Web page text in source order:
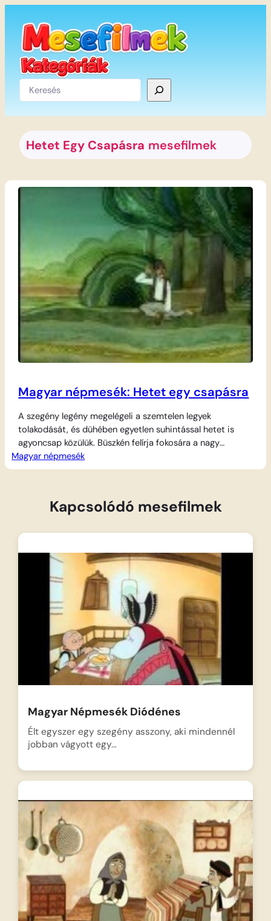
tartalomhoz
Keresés
Hetet Egy Csapásra mesefilmek
Magyar népmesék: Hetet egy csapásra
A szegény legény megelégeli a szemtelen legyek
tolakodását, és dühében egyetlen suhintással hetet is
agyoncsap közülük. Büszkén felírja fokosára a nagy
hőstettet: „Hetet egy csapásra”, amitől még a félelmetes
óriások is megrettennek, hiszen azt hiszik, hét vitézt
Magyar népmesék
Kapcsolódó mesefilmek
Magyar Népmesék Diódénes
Élt egyszer egy szegény asszony, aki mindennél
jobban vágyott egy…